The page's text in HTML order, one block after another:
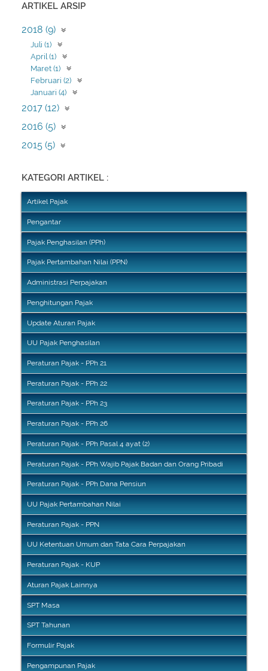
ARTIKEL ARSIP
2018 (9)
Juli (1)
April (1)
Maret (1)
Februari (2)
Januari (4)
2017 (12)
Desember (12)
2016 (5)
Maret (3)
2015 (5)
KATEGORI ARTIKEL :
Artikel Pajak
Pengantar
Pajak Penghasilan (PPh)
Pajak Pertambahan Nilai (PPN)
Administrasi Perpajakan
Penghitungan Pajak
Update Aturan Pajak
UU Pajak Penghasilan
Peraturan Pajak - PPh 21
Peraturan Pajak - PPh 22
Peraturan Pajak - PPh 23
Peraturan Pajak - PPh 26
Peraturan Pajak - PPh Pasal 4 ayat (2)
Peraturan Pajak - PPh Wajib Pajak Badan dan Orang Pribadi
Peraturan Pajak - PPh Dana Pensiun
UU Pajak Pertambahan Nilai
Peraturan Pajak - PPN
UU Ketentuan Umum dan Tata Cara Perpajakan
Peraturan Pajak - KUP
Aturan Pajak Lainnya
SPT Masa
SPT Tahunan
Formulir Pajak
Pengampunan Pajak